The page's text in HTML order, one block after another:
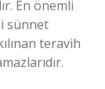
En önemli
sünnet
teravih